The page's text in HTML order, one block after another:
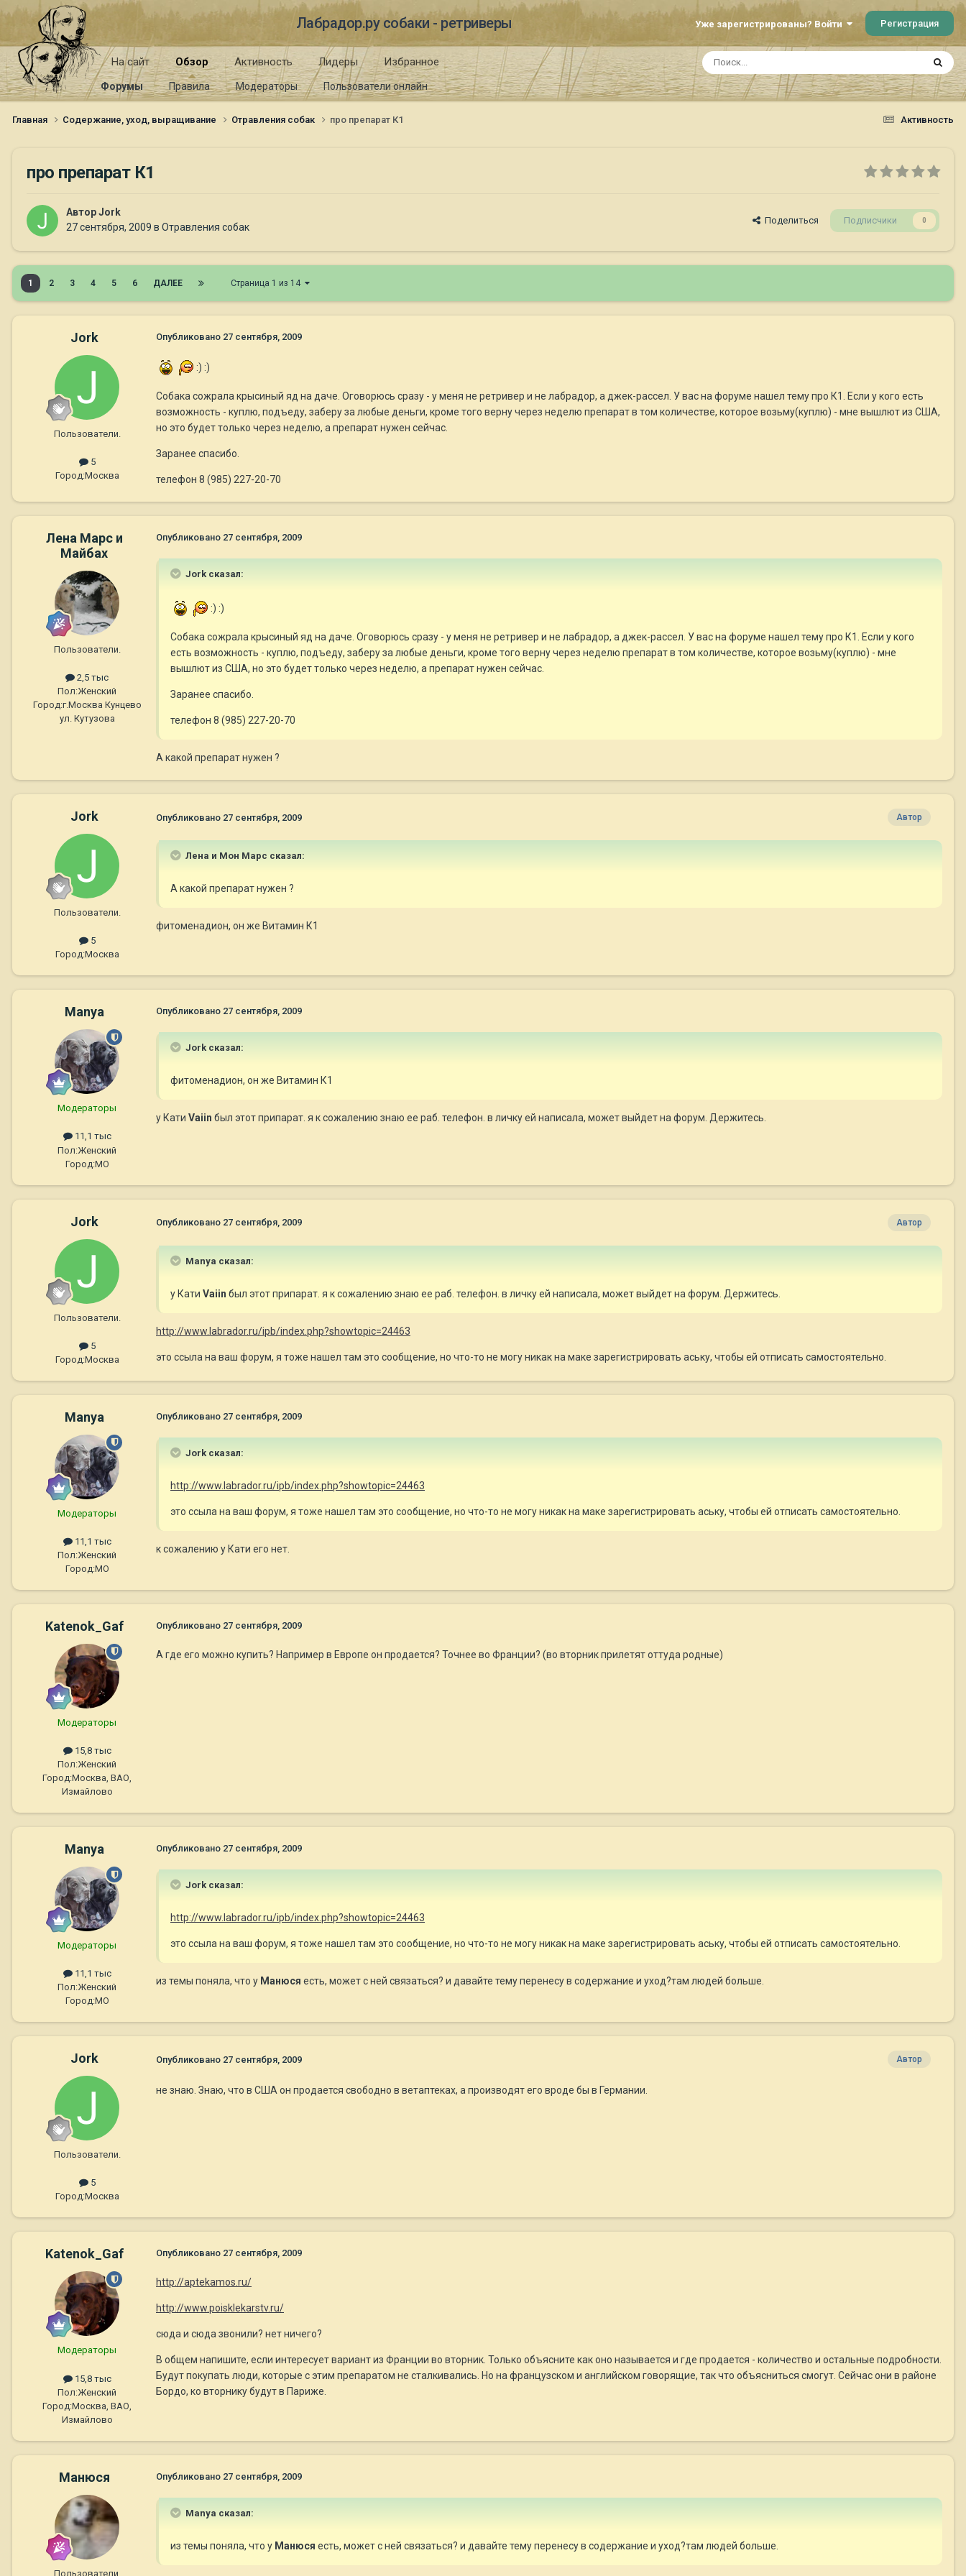
Лабрадор.ру собаки - ретриверы Уже зарегистрированы? Войти Регистрация
На сайт Обзор
Форумы Правила Модераторы Пользователи онлайн
Активность Лидеры Избранное
Активность
Главная Содержание, уход, выращивание Отравления собак про препарат К1
про препарат К1
АвторJork
27 сентября, 2009 в Отравления собак
Поделиться Подписчики 0
1 2 3 4 5 6 ДАЛЕЕ Страница 1 из 14
Jork
Пользователи.
5
Город:Москва
Опубликовано 27 сентября, 2009
:) :)
Собака сожрала крысиный яд на даче. Оговорюсь сразу - у меня не ретривер и не лабрадор, а джек-рассел. У вас на форуме нашел тему про К1. Если у кого есть
возможность - куплю, подъеду, заберу за любые деньги, кроме того верну через неделю препарат в том количестве, которое возьму(куплю) - мне вышлют из США,
но это будет только через неделю, а препарат нужен сейчас.
Заранее спасибо.
телефон 8 (985) 227-20-70
Лена Марс и
Майбах
Пользователи.
2,5 тыс
Пол:Женский
Город:г.Москва Кунцево
ул. Кутузова
Опубликовано 27 сентября, 2009
Jork сказал:
:) :)
Собака сожрала крысиный яд на даче. Оговорюсь сразу - у меня не ретривер и не лабрадор, а джек-рассел. У вас на форуме нашел тему про К1. Если у кого
есть возможность - куплю, подъеду, заберу за любые деньги, кроме того верну через неделю препарат в том количестве, которое возьму(куплю) - мне
вышлют из США, но это будет только через неделю, а препарат нужен сейчас.
Заранее спасибо.
телефон 8 (985) 227-20-70
А какой препарат нужен ?
Jork
Пользователи.
5
Город:Москва
Автор
Опубликовано 27 сентября, 2009
Лена и Мон Марс сказал:
А какой препарат нужен ?
фитоменадион, он же Витамин К1
Manya
Модераторы
11,1 тыс
Пол:Женский
Город:МО
Опубликовано 27 сентября, 2009
Jork сказал:
фитоменадион, он же Витамин К1
у Кати Vaiin был этот припарат. я к сожалению знаю ее раб. телефон. в личку ей написала, может выйдет на форум. Держитесь.
Jork
Пользователи.
5
Город:Москва
Автор
Опубликовано 27 сентября, 2009
Manya сказал:
у Кати Vaiin был этот припарат. я к сожалению знаю ее раб. телефон. в личку ей написала, может выйдет на форум. Держитесь.
http://www.labrador.ru/ipb/index.php?showtopic=24463
это ссыла на ваш форум, я тоже нашел там это сообщение, но что-то не могу никак на маке зарегистрировать аську, чтобы ей отписать самостоятельно.
Manya
Модераторы
11,1 тыс
Пол:Женский
Город:МО
Опубликовано 27 сентября, 2009
Jork сказал:
http://www.labrador.ru/ipb/index.php?showtopic=24463
это ссыла на ваш форум, я тоже нашел там это сообщение, но что-то не могу никак на маке зарегистрировать аську, чтобы ей отписать самостоятельно.
к сожалению у Кати его нет.
Katenok_Gaf
Модераторы
15,8 тыс
Пол:Женский
Город:Москва, ВАО,
Измайлово
Опубликовано 27 сентября, 2009
А где его можно купить? Например в Европе он продается? Точнее во Франции? (во вторник прилетят оттуда родные)
Manya
Модераторы
11,1 тыс
Пол:Женский
Город:МО
Опубликовано 27 сентября, 2009
Jork сказал:
http://www.labrador.ru/ipb/index.php?showtopic=24463
это ссыла на ваш форум, я тоже нашел там это сообщение, но что-то не могу никак на маке зарегистрировать аську, чтобы ей отписать самостоятельно.
из темы поняла, что у Манюся есть, может с ней связаться? и давайте тему перенесу в содержание и уход?там людей больше.
Jork
Пользователи.
5
Город:Москва
Автор
Опубликовано 27 сентября, 2009
не знаю. Знаю, что в США он продается свободно в ветаптеках, а производят его вроде бы в Германии.
Katenok_Gaf
Модераторы
15,8 тыс
Пол:Женский
Город:Москва, ВАО,
Измайлово
Опубликовано 27 сентября, 2009
http://aptekamos.ru/
http://www.poisklekarstv.ru/
сюда и сюда звонили? нет ничего?
В общем напишите, если интересует вариант из Франции во вторник. Только объясните как оно называется и где продается - количество и остальные подробности.
Будут покупать люди, которые с этим препаратом не сталкивались. Но на французском и английском говорящие, так что объясниться смогут. Сейчас они в районе
Бордо, ко вторнику будут в Париже.
Манюся
Пользователи.
Опубликовано 27 сентября, 2009
Manya сказал:
из темы поняла, что у Манюся есть, может с ней связаться? и давайте тему перенесу в содержание и уход?там людей больше.